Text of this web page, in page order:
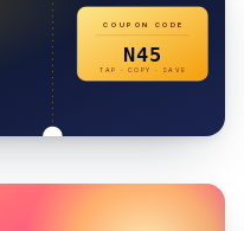
COUPON CODE
N45
TAP · COPY · SAVE